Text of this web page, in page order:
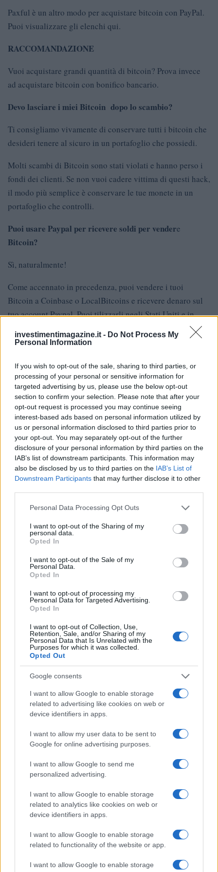
investimentimagazine.it - Do Not Process My
Personal Information
If you wish to opt-out of the sale, sharing to third parties, or
processing of your personal or sensitive information for
targeted advertising by us, please use the below opt-out
section to confirm your selection. Please note that after your
opt-out request is processed you may continue seeing
interest-based ads based on personal information utilized by
us or personal information disclosed to third parties prior to
your opt-out. You may separately opt-out of the further
disclosure of your personal information by third parties on the
IAB’s list of downstream participants. This information may
also be disclosed by us to third parties on the IAB’s List of
Downstream Participants that may further disclose it to other
Please note that this website/app uses one or more Google
not limited to your visit or usage behaviour. You may click to
grant or deny consent to Google and its third-party tags to
use your data for below specified purposes in below Google
consent section.
Personal Data Processing Opt Outs
I want to opt-out of the Sharing of my
personal data.
Opted In
I want to opt-out of the Sale of my
Personal Data.
Opted In
I want to opt-out of processing my
Personal Data for Targeted Advertising.
Opted In
I want to opt-out of Collection, Use,
Retention, Sale, and/or Sharing of my
Personal Data that Is Unrelated with the
Purposes for which it was collected.
Opted Out
Google consents
I want to allow Google to enable storage
related to advertising like cookies on web or
device identifiers in apps.
I want to allow my user data to be sent to
Google for online advertising purposes.
I want to allow Google to send me
personalized advertising.
I want to allow Google to enable storage
related to analytics like cookies on web or
device identifiers in apps.
I want to allow Google to enable storage
related to functionality of the website or app.
I want to allow Google to enable storage
Paxful è un altro modo per acquistare bitcoin con PayPal.
Puoi visualizzare gli elenchi qui.
RACCOMANDAZIONE
Vuoi acquistare grandi quantità di bitcoin? Prova invece
ad acquistare bitcoin con bonifico bancario.
Devo lasciare i miei Bitcoin dopo lo scambio?
Ti consigliamo vivamente di conservare tutti i bitcoin che
desideri tenere al sicuro in un portafoglio che possiedi.
Molti scambi di Bitcoin sono stati violati e hanno perso i
fondi dei clienti. Se non vuoi cadere vittima di questi hack,
il modo più semplice è conservare le tue monete in un
portafoglio che controlli.
Puoi usare Paypal per ricevere soldi per vendere
Bitcoin?
Sì, naturalmente!
Come accennato in precedenza, puoi vendere i tuoi
Bitcoin a Coinbase o LocalBitcoins e ricevere denaro sul
tuo account Paypal. Puoi tilizzarli negli Stati Uniti e in
alcuni paesi europei. Le commissioni per la vendita di
bitcoin su PayPal sono del 3,75% utilizzando Coinbase.
Puoi comprare altre criptovalute usando questo
metodo?
Puoi utilizzare questo metodo per acquistare bitcoin e
quindi scambiare i bitcoin con un’altra criptovaluta
utilizzando uno scambio come Poloniex o Kraken.
Poloniex accetta Paypal?
Uno dei più grandi scambi per le criptovalute e molte
persone vogliono sapere se accetta depositi tramite
La risposta è no. Fa solo affari con le criptovalute e non
accetta depositi tramite carta di credito, bonifico bancario,
assegno o Paypal.
Kraken accetta Paypal?
Uno dei più grandi scampi per le criptovalute e molte
persone vogliono sapere se accetta depositi tramite
La risposta è no. Kraken accetta soltanto trasferimenti
bancari, SWIFT, SEPA e ACH.
Coinmama accetta Paypal?
Uno dei più grandi per gli scambi. Molte persone vogliono
sapere se accetta depositi tramite Paypal.
Accetta solo trasferimenti bancari, SWIFT, SEPA, carta di
credito e debito e ACH.
Capitolo 4
Truffe, furto e archiviazione
In questo ultimo capitolo, tratteremo le truffe e gli hack
comuni relativi all’acquisto di Bitcoin utilizzando Paypal,
nonché come immagazzinare i tuoi Bitcoin dopo
l’acquisto in modo che rimangano al sicuro.